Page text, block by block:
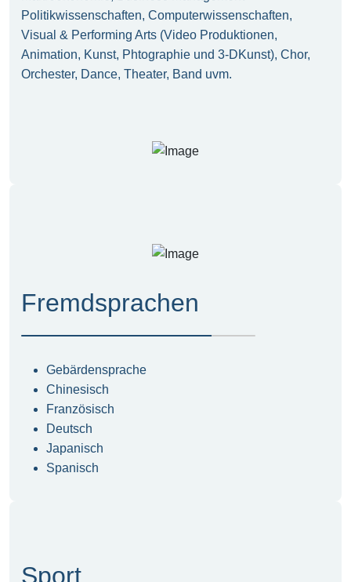
Politikwissenschaften, Computerwissenschaften,
Visual & Performing Arts (Video Produktionen,
Animation, Kunst, Phtographie und 3-DKunst), Chor,
Orchester, Dance, Theater, Band uvm.
Fremdsprachen
Gebärdensprache
Chinesisch
Französisch
Deutsch
Japanisch
Spanisch
Sport